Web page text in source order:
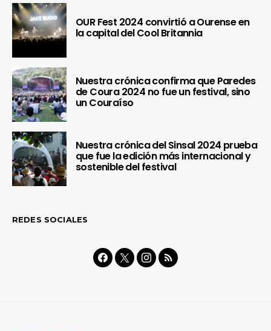
OUR Fest 2024 convirtió a Ourense en
la capital del Cool Britannia
Nuestra crónica confirma que Paredes
de Coura 2024 no fue un festival, sino
un Couraíso
Nuestra crónica del Sinsal 2024 prueba
que fue la edición más internacional y
sostenible del festival
REDES SOCIALES